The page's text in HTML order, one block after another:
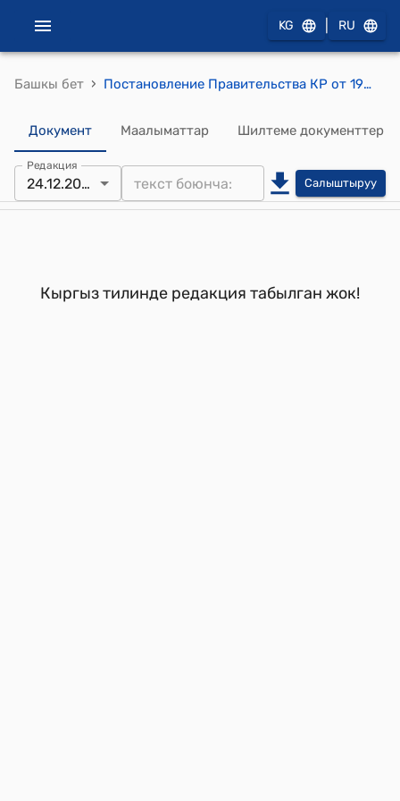
KG RU
Башкы бет › Постановление Правительства КР от 19 июля 1996 года № 331 "О мерах по реализации Указа Президента Кыргызской Республики от 22 мая 1996 года "О создании Нарынского государственного университета"
Документ Маалыматтар Шилтеме документтер
Редакция
24.12.2025 Салыштыруу
Кыргыз тилинде редакция табылган жок!